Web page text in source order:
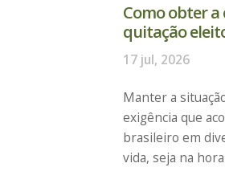
Como obter
quitação
17 jul, 2026
Manter a
exigência que
brasileiro em
vida, seja na